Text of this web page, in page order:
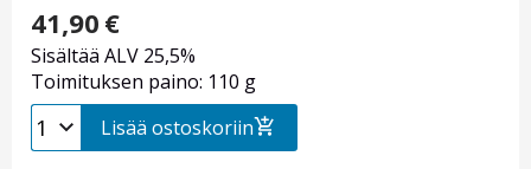
41,90 €
Sisältää ALV 25,5%
Toimituksen paino: 110 g
Lisää ostoskoriin